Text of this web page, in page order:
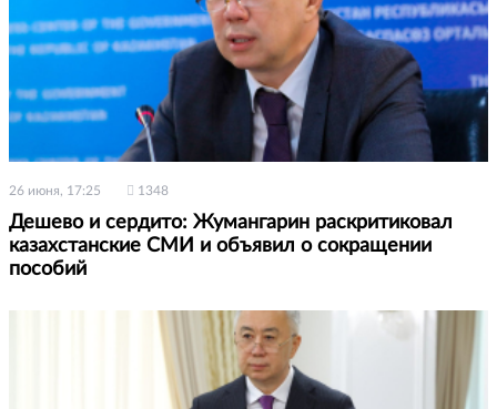
26 июня, 17:25 1348
Дешево и сердито: Жумангарин раскритиковал
казахстанские СМИ и объявил о сокращении
пособий